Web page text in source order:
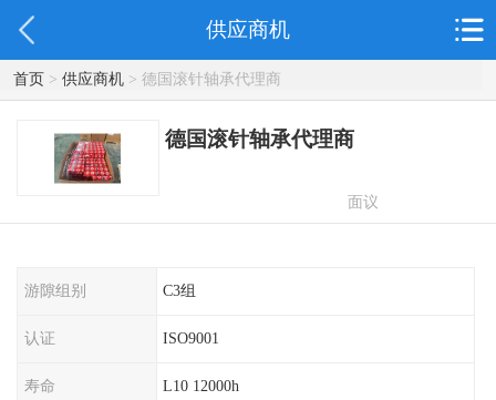
供应商机
首页> 供应商机> 德国滚针轴承代理商
德国滚针轴承代理商
面议
游隙组别 C3组
认证 ISO9001
寿命 L10 12000h